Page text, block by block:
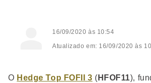
16/09/2020 às 10:54
Atualizado em: 16/09/2020 às
O Hedge Top FOFII 3 ( HFOF11),